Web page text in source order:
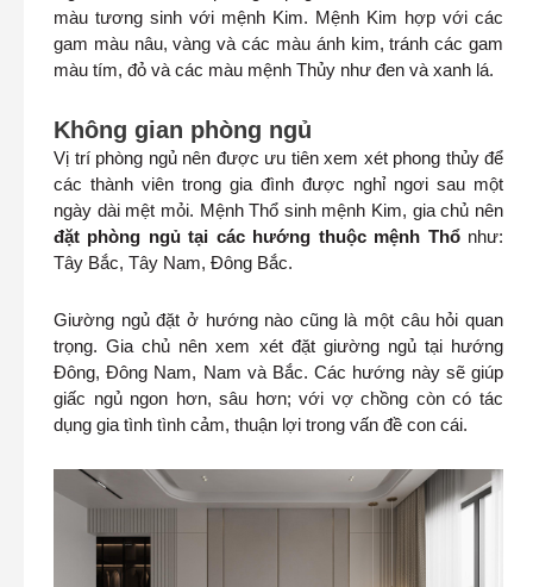
màu tương sinh với mệnh Kim. Mệnh Kim hợp với các
gam màu nâu, vàng và các màu ánh kim, tránh các gam
màu tím, đỏ và các màu mệnh Thủy như đen và xanh lá.
Không gian phòng ngủ
Vị trí phòng ngủ nên được ưu tiên xem xét phong thủy để
các thành viên trong gia đình được nghỉ ngơi sau một
ngày dài mệt mỏi. Mệnh Thổ sinh mệnh Kim, gia chủ nên
đặt phòng ngủ tại các hướng thuộc mệnh Thổnhư:
Tây Bắc, Tây Nam, Đông Bắc.
Giường ngủ đặt ở hướng nào cũng là một câu hỏi quan
trọng. Gia chủ nên xem xét đặt giường ngủ tại hướng
Đông, Đông Nam, Nam và Bắc. Các hướng này sẽ giúp
giấc ngủ ngon hơn, sâu hơn; với vợ chồng còn có tác
dụng gia tình tình cảm, thuận lợi trong vấn đề con cái.